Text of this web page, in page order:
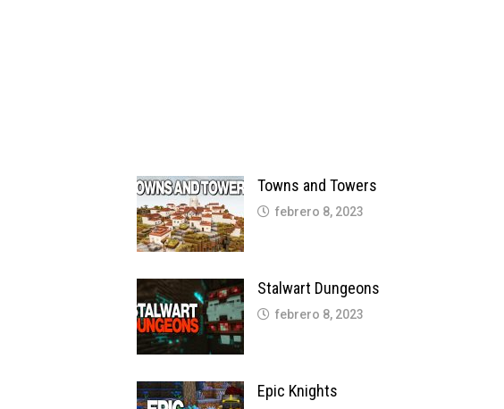
Towns and Towers
febrero 8, 2023
Stalwart Dungeons
febrero 8, 2023
Epic Knights